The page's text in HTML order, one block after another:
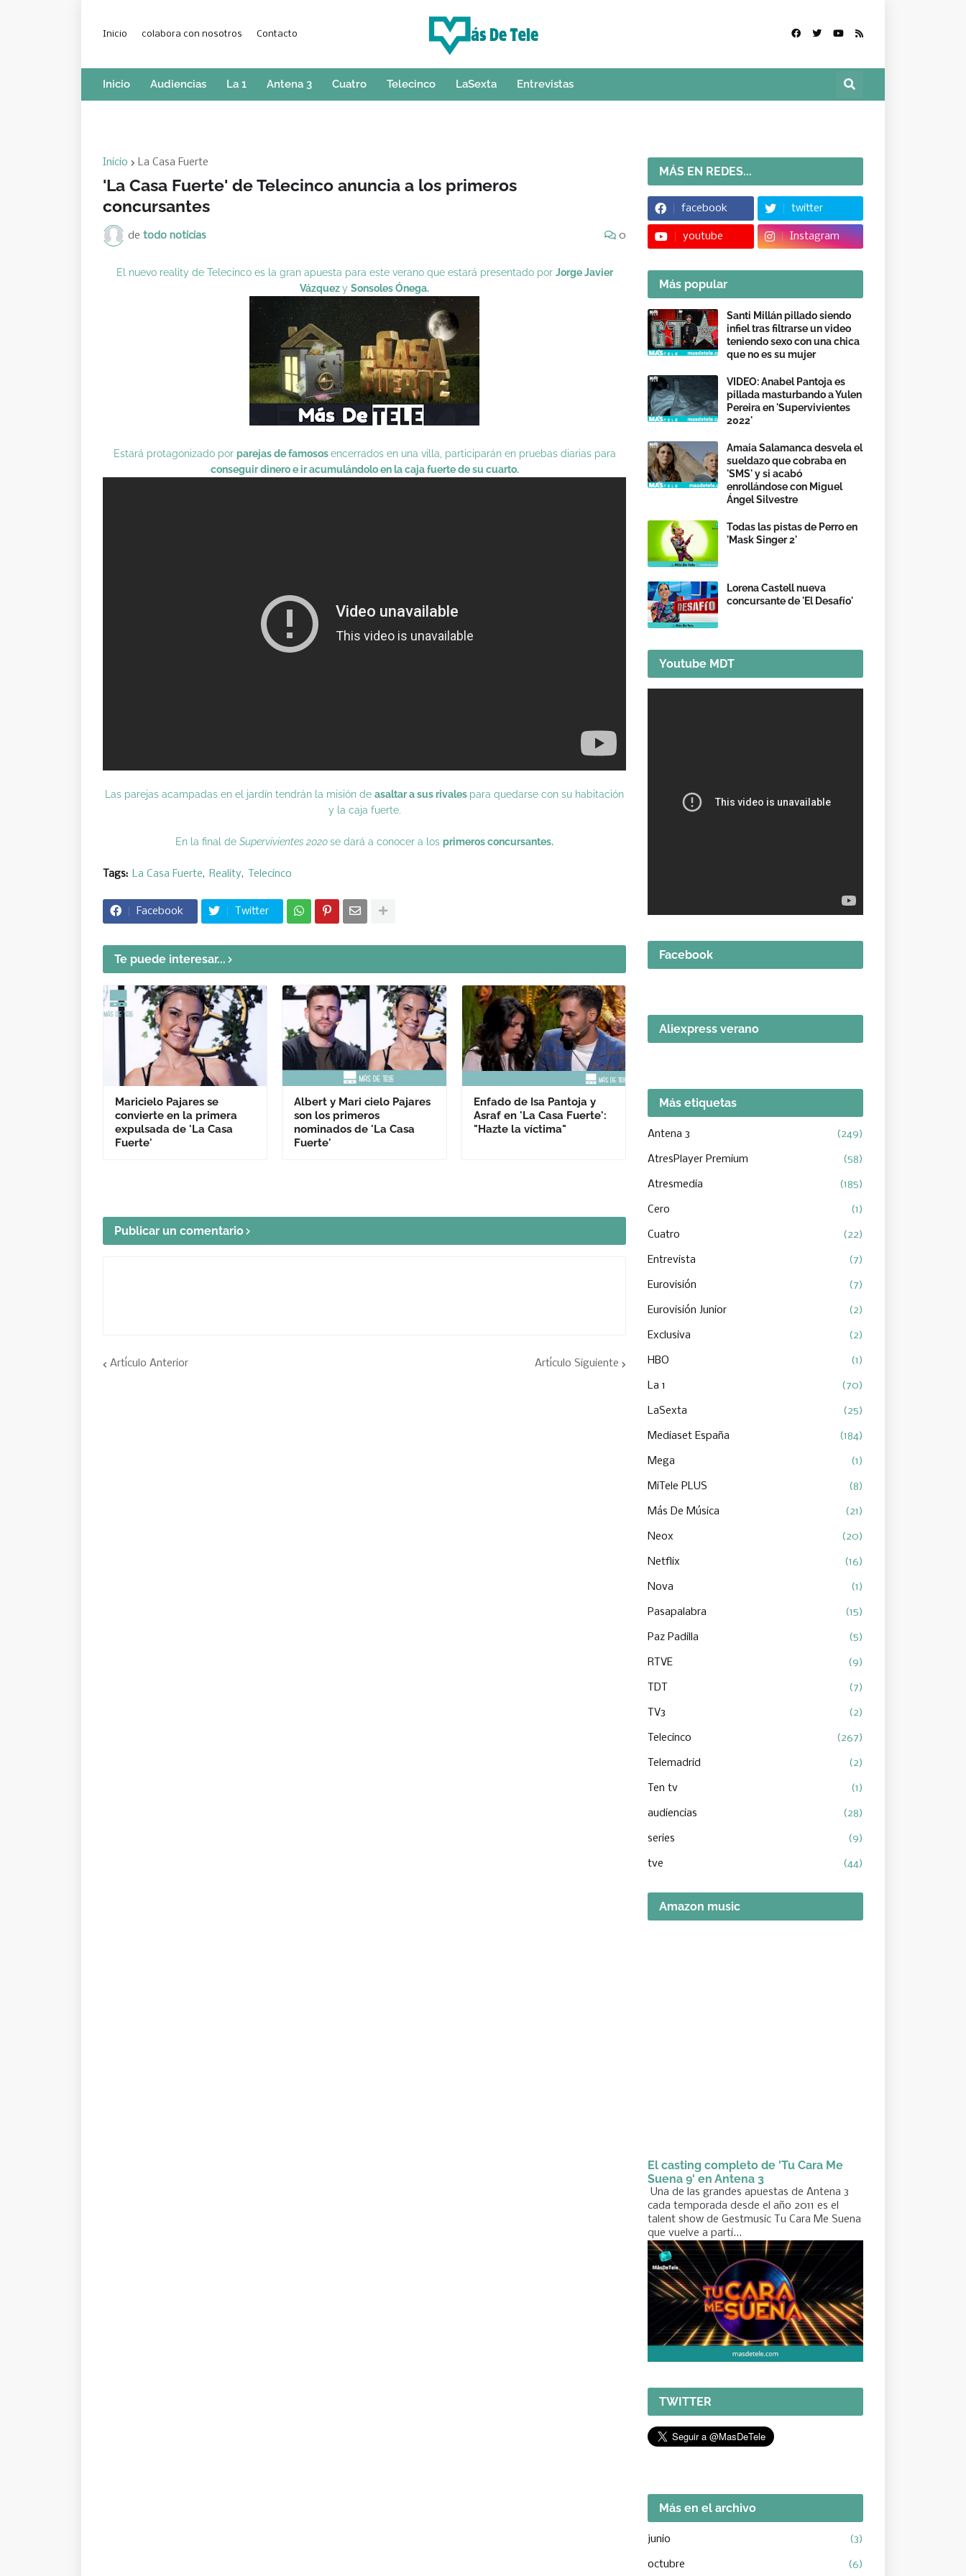
Inicio colabora con nosotros Contacto
Inicio Audiencias La 1 Antena 3 Cuatro Telecinco LaSexta Entrevistas
Inicio La Casa Fuerte
'La Casa Fuerte' de Telecinco anuncia a los primeros
concursantes
de todo noticias 0
El nuevo reality de Telecinco es la gran apuesta para este verano que estará presentado por Jorge Javier
Vázquezy Sonsoles Ónega.
Estará protagonizado por parejas de famososencerrados en una villa, participarán en pruebas diarias para
conseguir dinero e ir acumulándolo en la caja fuerte de su cuarto.
Las parejas acampadas en el jardín tendrán la misión de asaltar a sus rivales para quedarse con su habitación
y la caja fuerte.
En la final de Supervivientes 2020se dará a conocer a los primeros concursantes.
Tags: La Casa Fuerte Reality Telecinco
Facebook Twitter
Te puede interesar...
Maricielo Pajares se
convierte en la primera
expulsada de 'La Casa
Fuerte'
Albert y Mari cielo Pajares
son los primeros
nominados de 'La Casa
Fuerte'
Enfado de Isa Pantoja y
Asraf en 'La Casa Fuerte':
"Hazte la víctima"
Publicar un comentario
Artículo Anterior Artículo Siguiente
MÁS EN REDES...
facebook twitter
youtube Instagram
Más popular
Santi Millán pillado siendo
infiel tras filtrarse un video
teniendo sexo con una chica
que no es su mujer
VIDEO: Anabel Pantoja es
pillada masturbando a Yulen
Pereira en 'Supervivientes
2022'
Amaia Salamanca desvela el
sueldazo que cobraba en
'SMS' y si acabó
enrollándose con Miguel
Ángel Silvestre
Todas las pistas de Perro en
'Mask Singer 2'
Lorena Castell nueva
concursante de 'El Desafío'
Youtube MDT
Facebook
Aliexpress verano
Más etiquetas
Antena 3 (249)
AtresPlayer Premium (58)
Atresmedia (185)
Cero (1)
Cuatro (22)
Entrevista (7)
Eurovisión (7)
Eurovisión Junior (2)
Exclusiva (2)
HBO (1)
La 1 (70)
LaSexta (25)
Mediaset España (184)
Mega (1)
MiTele PLUS (8)
Más De Música (21)
Neox (20)
Netflix (16)
Nova (1)
Pasapalabra (15)
Paz Padilla (5)
RTVE (9)
TDT (7)
TV3 (2)
Telecinco (267)
Telemadrid (2)
Ten tv (1)
audiencias (28)
series (9)
tve (44)
Amazon music
El casting completo de 'Tu Cara Me
Suena 9' en Antena 3
Una de las grandes apuestas de Antena 3
cada temporada desde el año 2011 es el
talent show de Gestmusic Tu Cara Me Suena
que vuelve a parti...
TWITTER
Más en el archivo
junio (3)
octubre (6)